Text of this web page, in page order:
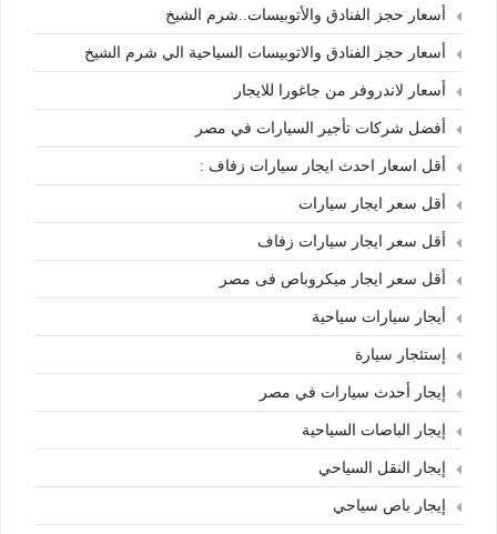
أسعار حجز الفنادق والأتوبيسات..شرم الشيخ
أسعار حجز الفنادق والاتوبيسات السياحية الي شرم الشيخ
أسعار لاندروفر من جاغورا للايجار
أفضل شركات تأجير السيارات في مصر
أقل اسعار احدث ايجار سيارات زفاف :
أقل سعر ايجار سيارات
أقل سعر ايجار سيارات زفاف
أقل سعر ايجار ميكروباص فى مصر
أيجار سيارات سياحية
إستئجار سيارة
إيجار أحدث سيارات في مصر
إيجار الباصات السياحية
إيجار النقل السياحي
إيجار باص سياحي